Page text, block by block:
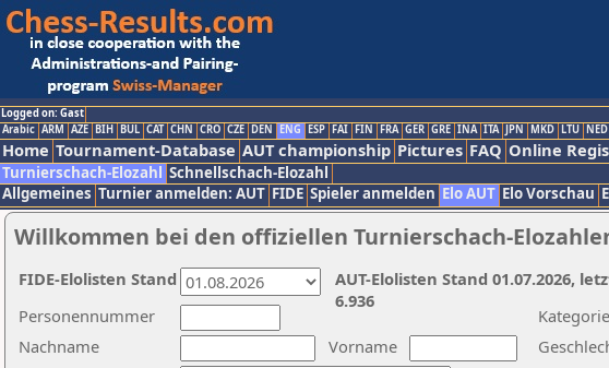
Logged on: Gast
Arabic ARM AZE BIH BUL CAT CHN CRO CZE DEN ENG ESP FAI FIN FRA GER GRE INA ITA JPN MKD LTU NED
Home Tournament-Database AUT championship Pictures FAQ Online
Turnierschach-Elozahl Schnellschach-Elozahl
Allgemeines Turnier anmelden: AUT FIDE Spieler anmelden Elo AUT Elo Vorschau
Willkommen bei den offiziellen Turnierschach-
Nachname
Vorname
Kategorie
Personennummer
AUT-Elolisten Stand 01.07.2026,
6.936
FIDE-Elolisten Stand